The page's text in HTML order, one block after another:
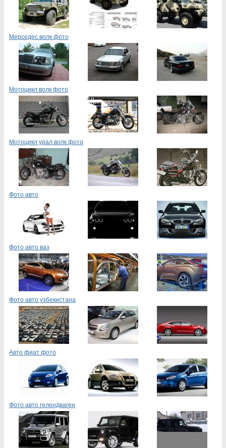
Мерседес волк фото
Мотоцикл волк фото
Мотоцикл урал волк фото
Фото авто
Фото авто ваз
Фото авто узбекистана
Авто фиат фото
Фото авто гелендваген